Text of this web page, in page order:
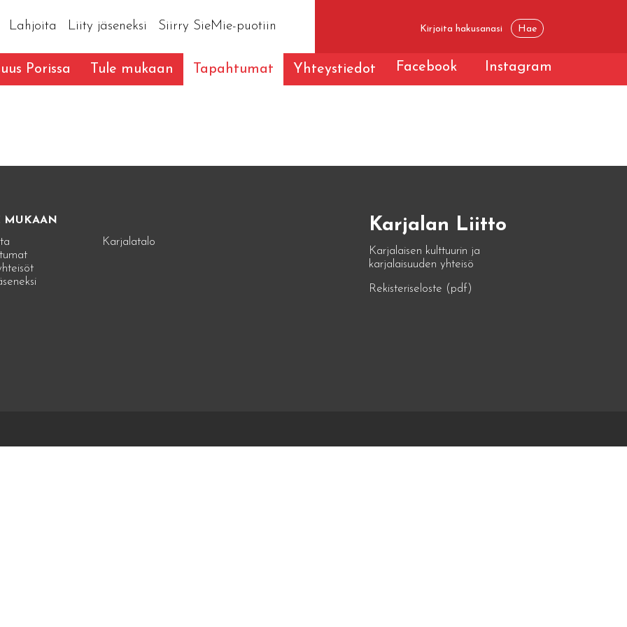
Lahjoita Liity jäseneksi Siirry SieMie-puotiin
Porissa Tule mukaan Tapahtumat Yhteystiedot Facebook Instagram
MUKAAN
Karjalatalo
Karjalan Liitto
Karjalaisen kulttuurin ja
karjalaisuuden yhteisö
Rekisteriseloste (pdf)